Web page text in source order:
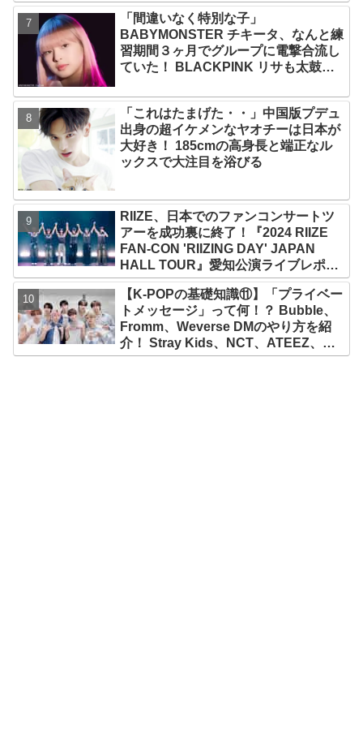
する７人組ガールズグループ！ その魅
力を徹底チェック
「間違いなく特別な子」
BABYMONSTER チキータ、なんと練
習期間３ヶ月でグループに電撃合流し
ていた！ BLACKPINK リサも太鼓
唸らせる
「これはたまげた・・」中国版プデュ
出身の超イケメンなヤオチーは日本が
大好き！ 185cmの高身長と端正なル
ックスで大注目を浴びる
RIIZE、日本でのファンコンサートツ
アーを成功裏に終了！『2024 RIIZE
FAN-CON 'RIIZING DAY' JAPAN
HALL TOUR』愛知公演ライブレポー
ト！ ウォンビンの推しはウンソク？
ソヒがすぐさま反論「僕じゃない
の？」
【K-POPの基礎知識⑪】「プライベー
トメッセージ」って何！？ Bubble、
Fromm、Weverse DMのやり方を紹
介！ Stray Kids、NCT、ATEEZ、
IVE、aespa、＆TEAM…推しと直接